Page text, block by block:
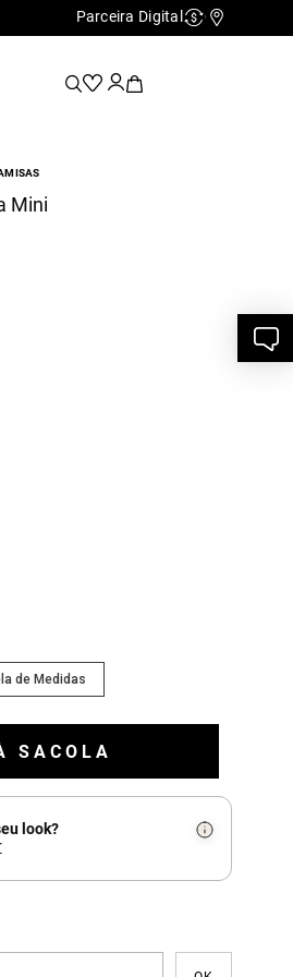
Parceira Digital Cashback
Mini
de Medidas
SACOLA
look?